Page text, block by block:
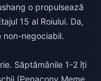
o propulsează
15 al Roiului. Da,
non-negociabil.
Săptămânile 1-2 îți
(Penacony Meme